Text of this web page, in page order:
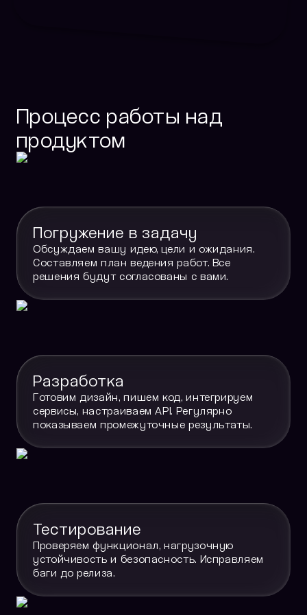
Процесс работы над
продуктом
Погружение в задачу
Обсуждаем вашу идею, цели и ожидания.
Составляем план ведения работ. Все
решения будут согласованы с вами.
Разработка
Готовим дизайн, пишем код, интегрируем
сервисы, настраиваем API. Регулярно
показываем промежуточные результаты.
Тестирование
Проверяем функционал, нагрузочную
устойчивость и безопасность. Исправляем
баги до релиза.